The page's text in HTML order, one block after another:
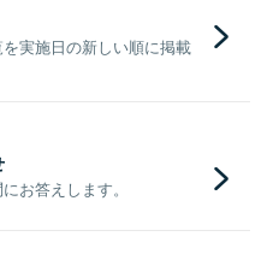
実施日の新しい順に掲載
お答えします。